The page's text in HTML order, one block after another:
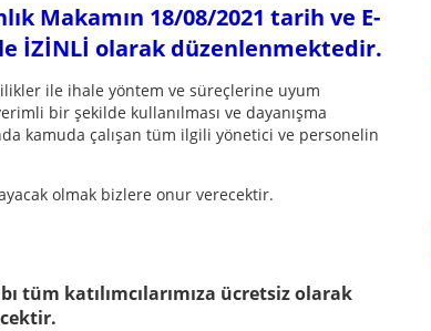
Makamın 18/08/2021 tarih ve E-
ile İZİNLİ olarak düzenlenmektedir.
ile ihale yöntem ve süreçlerine uyum
bir şekilde kullanılması ve dayanışma
kamuda çalışan tüm ilgili yönetici ve personelin
olmak bizlere onur verecektir.
katılımcılarımıza ücretsiz olarak